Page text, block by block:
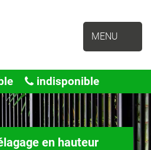
MENU
indisponible
en hauteur